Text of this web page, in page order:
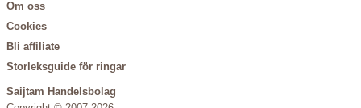
Om oss
Cookies
Bli affiliate
Storleksguide för ringar
Saijtam Handelsbolag